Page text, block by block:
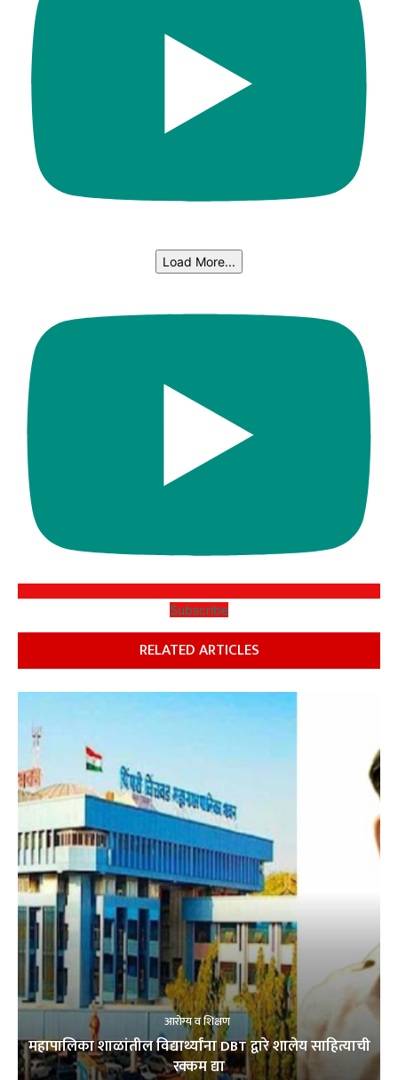
Load More...
Subscribe
RELATED ARTICLES
आरोग्य व शिक्षण
महापालिका शाळांतील विद्यार्थ्यांना DBT द्वारे शालेय साहित्याची
रक्कम द्या